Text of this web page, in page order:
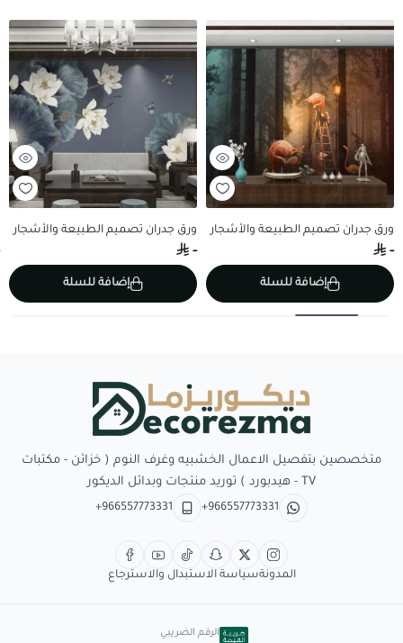
ورق جدران تصميم الطبيعة والأشجار
-
إضافة للسلة
ورق جدران تصميم الطبيعة والأشجار
-
إضافة للسلة
متخصصين بتفصيل الاعمال الخشبيه وغرف النوم ( خزائن - مكتبات
TV - هيدبورد ) توريد منتجات وبدائل الديكور
+966557773331
+966557773331
المدونةسياسة الاستبدال والاسترجاع
الرقم الضريبي